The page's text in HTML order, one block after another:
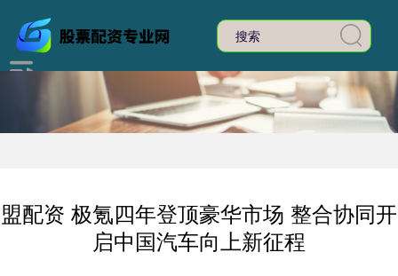
盟配资 极氪四年登顶豪华市场 整合协同开
启中国汽车向上新征程